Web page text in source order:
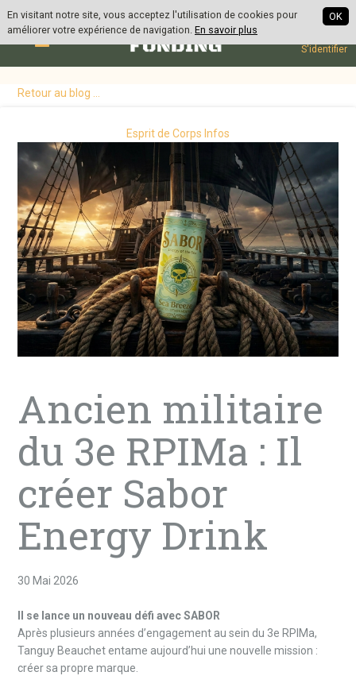
En visitant notre site, vous acceptez l'utilisation de cookies pour
améliorer votre expérience de navigation. En savoir plus
OK
| en| fr
S'identifier
Retour au blog ...
Esprit de Corps Infos
Ancien militaire
du 3e RPIMa : Il
créer Sabor
Energy Drink
30 Mai 2026
Il se lance un nouveau défi avec SABOR
Après plusieurs années d’engagement au sein du 3e RPIMa,
Tanguy Beauchet entame aujourd’hui une nouvelle mission :
créer sa propre marque.